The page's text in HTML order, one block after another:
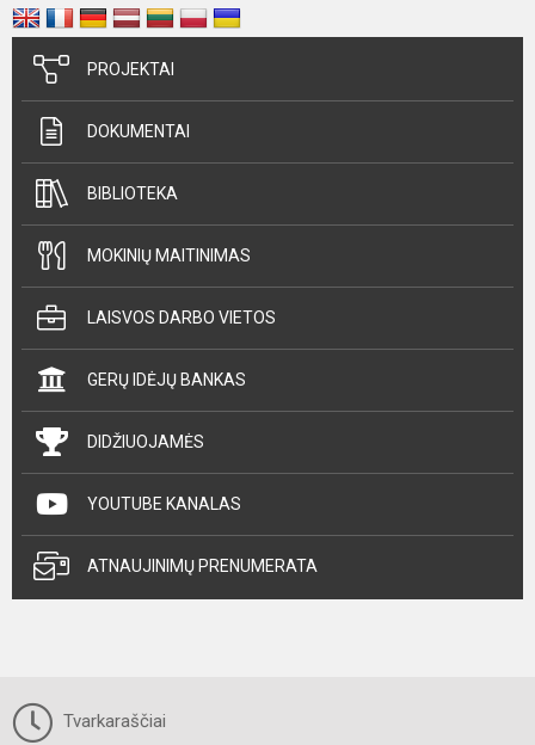
PROJEKTAI
DOKUMENTAI
BIBLIOTEKA
MOKINIŲ MAITINIMAS
LAISVOS DARBO VIETOS
GERŲ IDĖJŲ BANKAS
DIDŽIUOJAMĖS
YOUTUBE KANALAS
ATNAUJINIMŲ PRENUMERATA
Tvarkaraščiai